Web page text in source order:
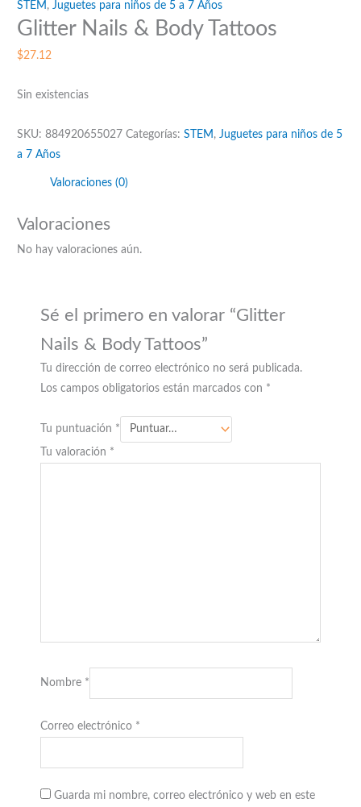
STEM , Juguetes para niños de 5 a 7 Años
Glitter Nails & Body Tattoos
$27.12
Sin existencias
SKU:884920655027 Categorías:STEM ,Juguetes para niños de 5
a 7 Años
Valoraciones (0)
Valoraciones
No hay valoraciones aún.
Sé el primero en valorar “Glitter
Nails & Body Tattoos”
Tu dirección de correo electrónico no será publicada.
Los campos obligatorios están marcados con *
Tu puntuación *
Tu valoración *
Nombre *
Correo electrónico *
Guarda mi nombre, correo electrónico y web en este